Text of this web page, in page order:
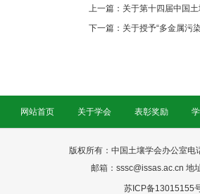
上一篇： 关于第十四届中国
下一篇： 关于授予“多金属污
网站首页 关于学会 表彰奖励
版权所有：中国土壤学会办公室
邮箱：sssc@issas.ac.cn 地
苏ICP备13015155